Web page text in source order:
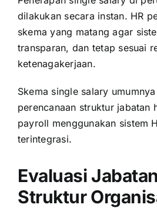
dilakukan secara instan. HR
skema yang matang agar
transparan, dan tetap sesuai
ketenagakerjaan.
Skema single salary
perencanaan struktur jabatan
payroll menggunakan sistem
terintegrasi.
Evaluasi
Struktur